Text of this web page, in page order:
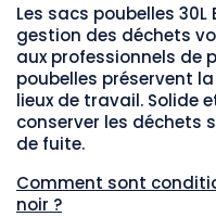
Les sacs poubelles
gestion des déchets
aux professionnels de
poubelles préservent
lieux de travail. Solide
conserver les déchets
de fuite.
Comment sont
noir ?